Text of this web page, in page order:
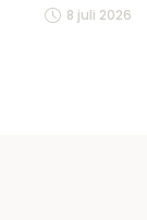
8 juli 2026